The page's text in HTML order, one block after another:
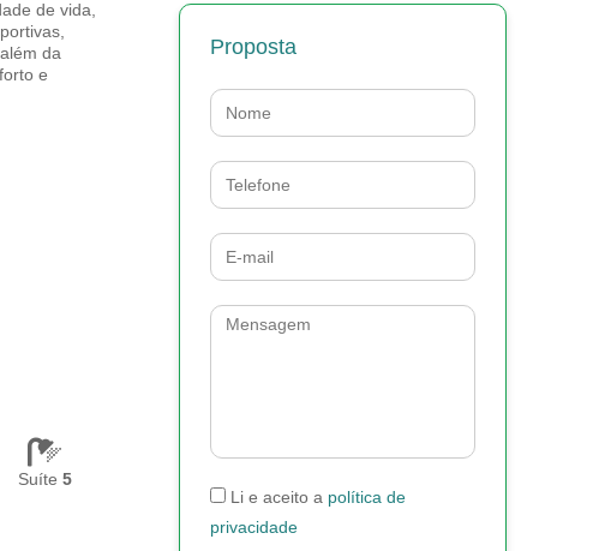
de vida,
da
e
Suíte 5
Proposta
Nome
Telefone
E-
mail
Mensagem
Li e aceito a política de
privacidade